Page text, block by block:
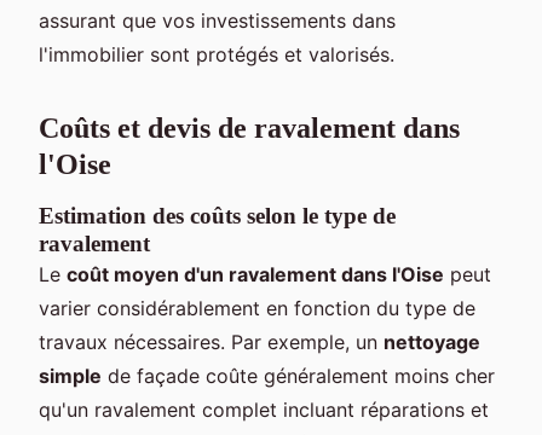
assurant que vos investissements dans
l'immobilier sont protégés et valorisés.
Coûts et devis de ravalement dans
l'Oise
Estimation des coûts selon le type de
ravalement
Le coût moyen d'un ravalement dans l'Oise peut
varier considérablement en fonction du type de
travaux nécessaires. Par exemple, un nettoyage
simple de façade coûte généralement moins cher
qu'un ravalement complet incluant réparations et